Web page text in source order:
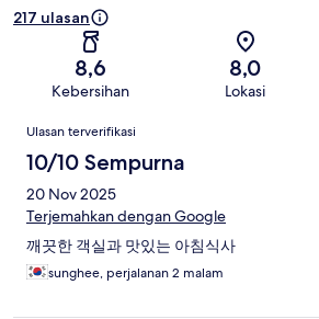
217 ulasan
8,6
Kebersihan
8,0
Lokasi
Ulasan
Ulasan terverifikasi
10/10 Sempurna
20 Nov 2025
Terjemahkan dengan Google
깨끗한 객실과 맛있는 아침식사
sunghee, perjalanan 2 malam